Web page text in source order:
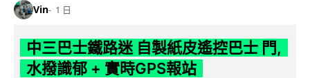
Vin 1 日
中三巴士鐵路迷 自製紙皮遙控巴士 門,
水撥識郁 + 實時GPS報站